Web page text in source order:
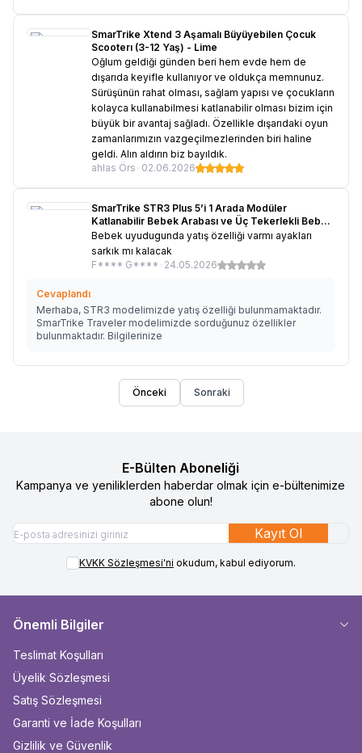
SmarTrike Xtend 3 Aşamalı Büyüyebilen Çocuk
Scooterı (3-12 Yaş) - Lime
Oğlum geldiği günden beri hem evde hem de
dışarıda keyifle kullanıyor ve oldukça memnunuz.
Sürüşünün rahat olması, sağlam yapısı ve çocukların
kolayca kullanabilmesi katlanabilir olması bizim için
büyük bir avantaj sağladı. Özellikle dışarıdaki oyun
zamanlarımızın vazgeçilmezlerinden biri haline
geldi. Alın aldırın biz bayıldık.
ahlas Örs 02.06.2026
SmarTrike STR3 Plus 5’i 1 Arada Modüler
Katlanabilir Bebek Arabası ve Üç Tekerlekli Bebek
Bisikleti - Red KOLİSİ HASARLI
Bebek uyudugunda yatış özelliği varmı ayakları
sarkık mı kalacak
F**** G**** 24.05.2026
Cevaplandı
Merhaba, STR3 modelimizde yatış özelliği bulunmamaktadır.
SmarTrike Traveler modelimizde sorduğunuz özellikler
bulunmaktadır. Bilgilerinize
Önceki Sonraki
E-Bülten Aboneliği
Kampanya ve yeniliklerden haberdar olmak için e-bültenimize
abone olun!
Kayıt Ol
KVKK Sözleşmesi'ni okudum, kabul ediyorum.
Önemli Bilgiler
Teslimat Koşulları
Üyelik Sözleşmesi
Satış Sözleşmesi
Garanti ve İade Koşulları
Gizlilik ve Güvenlik